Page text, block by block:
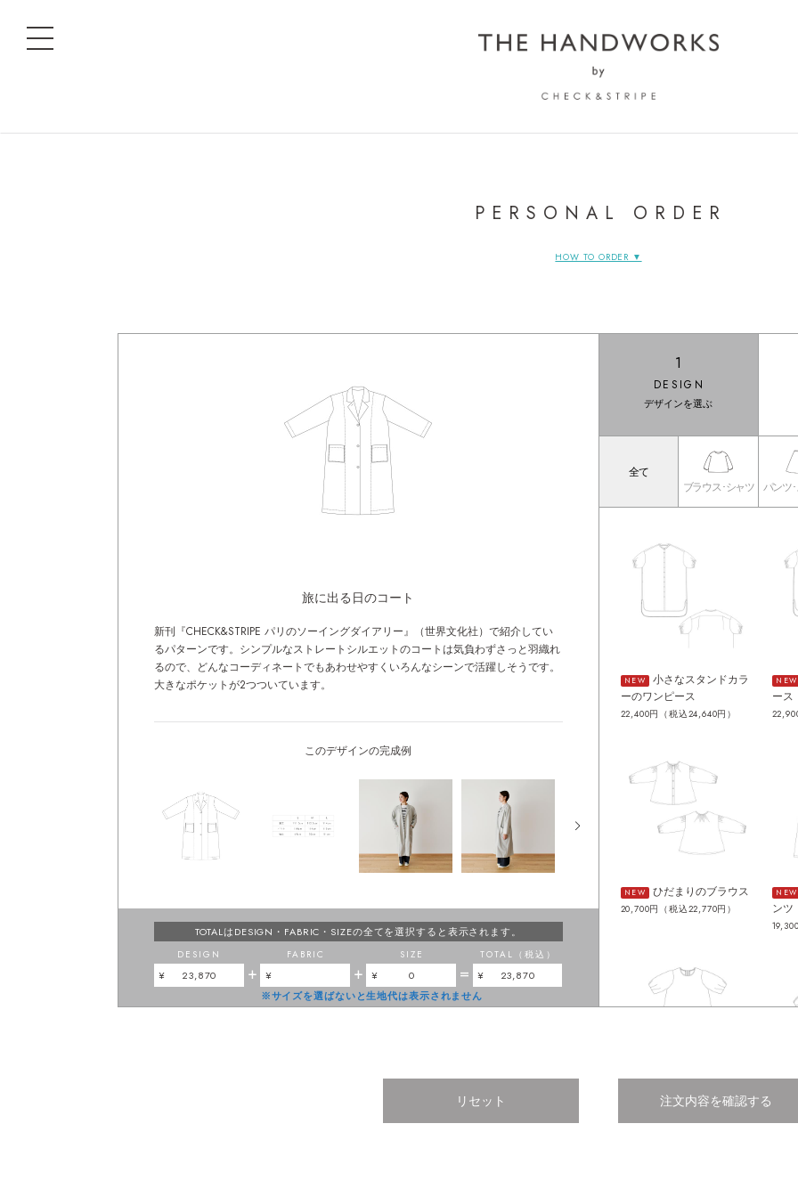
PERSONAL ORDER
HOW TO ORDER ▼
旅に出る日のコート
新刊『CHECK&STRIPE パリのソーイングダイアリー』（世界文化社）で紹介してい
るパターンです。シンプルなストレートシルエットのコートは気負わずさっと羽織れ
るので、どんなコーディネートでもあわせやすくいろんなシーンで活躍しそうです。
大きなポケットが2つついています。
このデザインの完成例
TOTALはDESIGN・FABRIC・SIZEの全てを選択すると表示されます。
DESIGN
23,870 +
FABRIC
※サイズを選ばないと生地代は表示されません
+
SIZE
0 =
TOTAL（税込）
23,870
1
DESIGN
デザインを選ぶ
全て
ブラウス･シャツ パンツ
NEW
小さなスタンドカラ
ーのワンピース
22,400円（税込24,640円）
NEW
ース
NEW ひだまりのブラウス
20,700円（税込22,770円）
NEW
ンツ
フィーカのワンピー
ス
ウス
リセット 注文内容を確認する